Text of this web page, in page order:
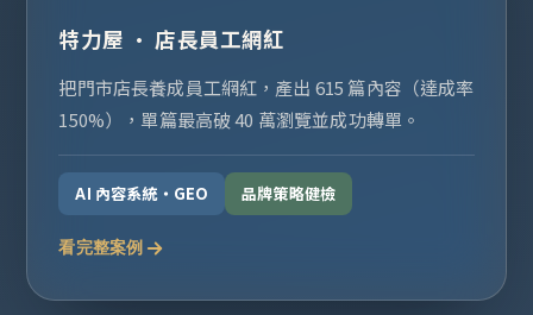
特力屋 · 店長員工網紅
把門市店長養成員工網紅，產出 615 篇內容（達成率
150%），單篇最高破 40 萬瀏覽並成功轉單。
AI 內容系統・GEO 品牌策略健檢
看完整案例